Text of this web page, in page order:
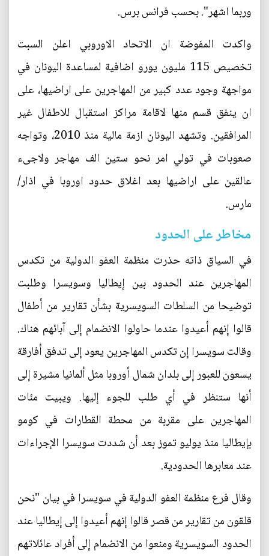
وربما اشهر". بحسب فرانس برس.
واكدت المفوضة ان الاتحاد الاوروبي اعلن السبت
تخصيص 115 مليون يورو اضافية لمساعدة اليونان في
مواجهة وجود عدد كبير من المهاجرين على اراضيها، على
ان ينفق قسم منها لاقامة مراكز استقبال للاطفال غير
المرافقين. وتشهد اليونان ازمة مالية منذ 2010، وتواجه
صعوبات في تولي امر نحو ستين الف مهاجر ولاجىء
عالقين على اراضيها بعد اغلاق حدود اوروبا في اذار/
مارس.
مخاطر على الحدود
في السياق ذاته حذرت منظمة العفو الدولية من تكدس
المهاجرين عند الحدود بين إيطاليا وسويسرا وطلبت
توضيحا من السلطات السويسرية بشأن تقارير من أطفال
قالوا إنهم أعيدوا عندما حاولوا الانضمام إلى آبائهم هناك.
وقالت سويسرا إن تكدس المهاجرين يعود إلى تدفق أفارقة
يسعون للعبور إلى بلدان شمال أوروبا مثل ألمانيا مشيرة إلى
أنها ستنظر في أي طلب للجوء إليها. ويبيت مئات
المهاجرين على مقربة من محطة القطارات في كومو
بإيطاليا منذ يوليو تموز بعد أن شددت سويسرا الإجراءات
عند معابرها الحدودية.
وقال فرع منظمة العفو الدولية في سويسرا في بيان "نحن
قلقون من تقارير من قصر قالوا إنهم أعيدوا إلى إيطاليا عند
الحدود السويسرية ومنعوا من الانضمام إلى أفراد عائلاتهم